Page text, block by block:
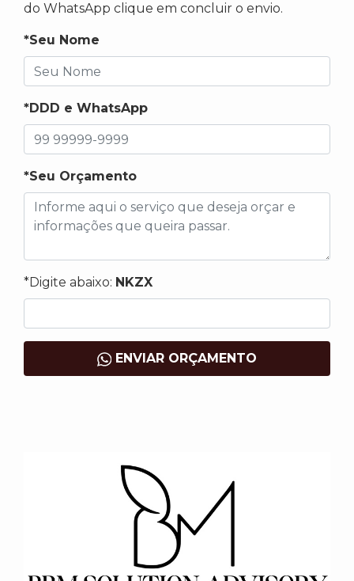
do WhatsApp clique em concluir o envio.
*Seu Nome
*DDD e WhatsApp
*Seu Orçamento
*Digite abaixo: NKZX
ENVIAR ORÇAMENTO